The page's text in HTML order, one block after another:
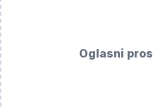
Oglasni